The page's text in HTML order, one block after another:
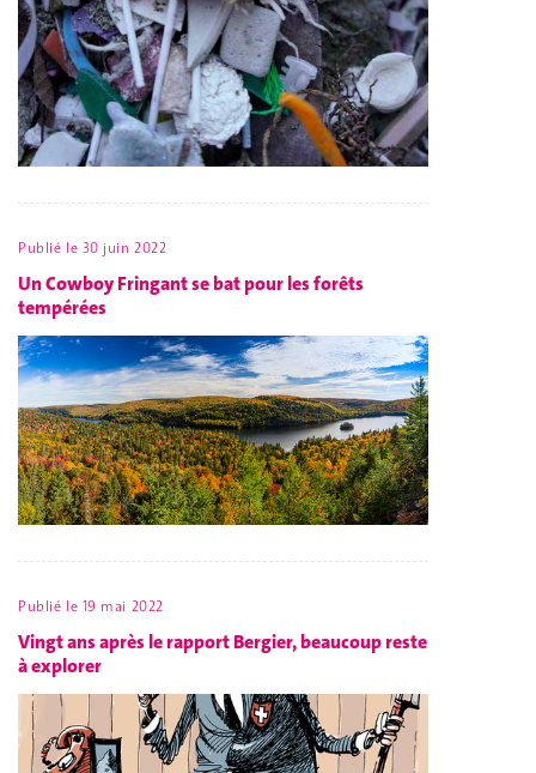
Publié le 30 juin 2022
Un Cowboy Fringant se bat pour les forêts
tempérées
Publié le 19 mai 2022
Vingt ans après le rapport Bergier, beaucoup reste
à explorer